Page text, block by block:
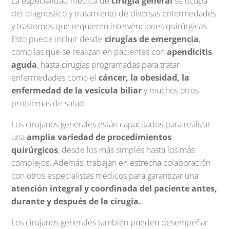
del diagnóstico y tratamiento de diversas enfermedades
y trastornos que requieren intervenciones quirúrgicas.
Esto puede incluir desdecirugías de emergencia,
como las que se realizan en pacientes conapendicitis
aguda, hasta cirugías programadas para tratar
enfermedades como elcáncer, la obesidad, la
enfermedad de la vesícula biliary muchos otros
problemas de salud.
Los cirujanos generales están capacitados para realizar
unaamplia variedad de procedimientos
quirúrgicos, desde los más simples hasta los más
complejos. Además, trabajan en estrecha colaboración
con otros especialistas médicos para garantizar una
atención integral y coordinada del paciente antes,
durante y después de la cirugía.
Los cirujanos generales también pueden desempeñar